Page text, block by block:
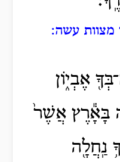
מצוות עשה:
אֶבְי֑וֹן
בָּאָ֕רֶץ אֲשֶׁר֙
נַֽחֲלָ֖ה